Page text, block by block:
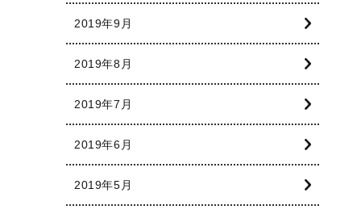
2019年9月
2019年8月
2019年7月
2019年6月
2019年5月